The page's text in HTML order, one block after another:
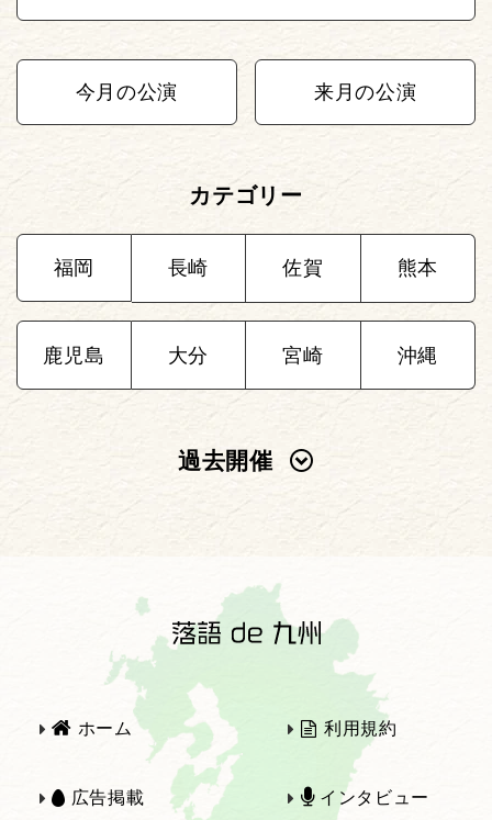
今月の公演 来月の公演
カテゴリー
福岡 長崎 佐賀 熊本
鹿児島 大分 宮崎 沖縄
過去開催
2022年
2021年 2020年
2019年 2018年
ホーム 利用規約
広告掲載 インタビュー